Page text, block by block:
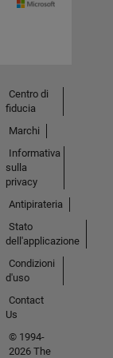
Centro di
fiducia
Marchi
Informativa
sulla
privacy
Antipirateria
Stato
dell'applicazione
Condizioni
d'uso
Contact
Us
© 1994-
2026 The